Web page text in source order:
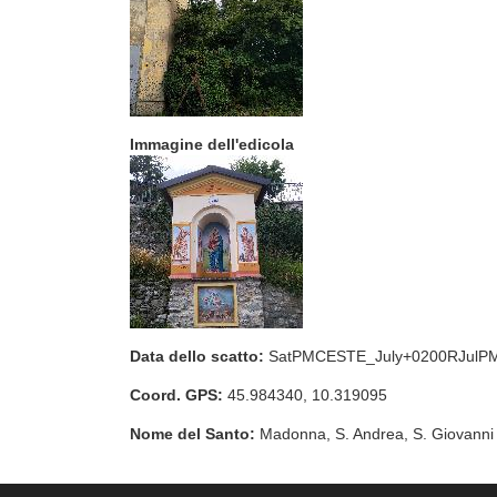
Immagine dell'edicola
Data dello scatto:
Coord. GPS: 45.984340, 10.319095
Nome del Santo: Madonna, S. Andrea, S. Giovanni